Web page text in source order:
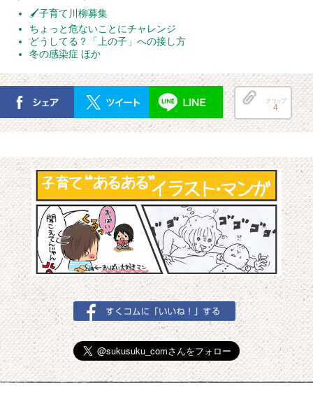
🖌子育て川柳募集
ちょっと危ないことにチャレンジ
どうしてる？「上の子」への接し方
冬の感染症 ほか
クリップ
4